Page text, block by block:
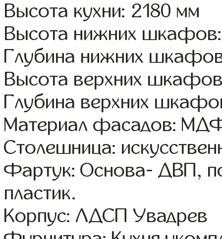
Высота кухни: 2180 мм
Высота нижних
Глубина нижних
Высота верхних
Глубина верхних
Материал фасадов:
Столешница:
Фартук: Основа- ДВП,
пластик.
Корпус: ЛДСП Увадрев